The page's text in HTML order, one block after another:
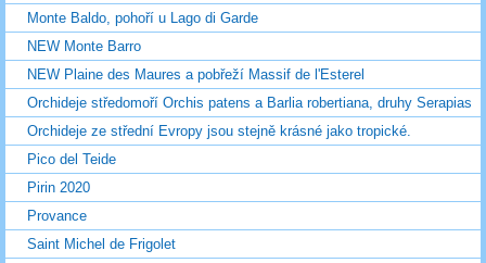
Monte Baldo, pohoří u Lago di Garde
NEW Monte Barro
NEW Plaine des Maures a pobřeží Massif de l'Esterel
Orchideje středomoří Orchis patens a Barlia robertiana, druhy Serapias
Orchideje ze střední Evropy jsou stejně krásné jako tropické.
Pico del Teide
Pirin 2020
Provance
Saint Michel de Frigolet